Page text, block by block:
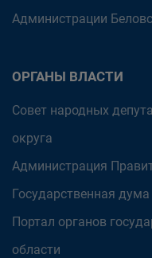
Администрации
ОРГАНЫ ВЛАСТИ
Совет народных
округа
Администрация
Государственная
Портал органов
области